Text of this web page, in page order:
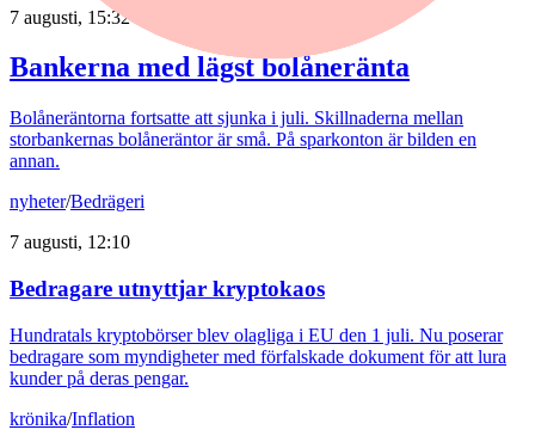
7 augusti, 15:32
Bankerna med lägst bolåneränta
Bolåneräntorna fortsatte att sjunka i juli. Skillnaderna mellan
storbankernas bolåneräntor är små. På sparkonton är bilden en
annan.
nyheter/Bedrägeri
7 augusti, 12:10
Bedragare utnyttjar kryptokaos
Hundratals kryptobörser blev olagliga i EU den 1 juli. Nu poserar
bedragare som myndigheter med förfalskade dokument för att lura
kunder på deras pengar.
krönika/Inflation